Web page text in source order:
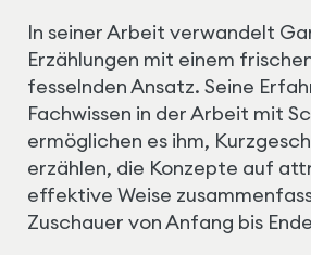
In seiner Arbeit verwandelt
Erzählungen mit einem
fesselnden Ansatz. Seine
Fachwissen in der Arbeit mit
ermöglichen es ihm,
erzählen, die Konzepte auf
effektive Weise
Zuschauer von Anfang bis